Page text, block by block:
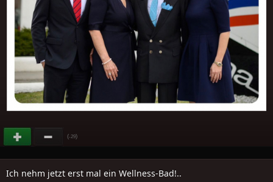
(-29)
Ich nehm jetzt erst mal ein Wellness-Bad!..